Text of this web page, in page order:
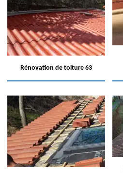
Rénovation de toiture 63